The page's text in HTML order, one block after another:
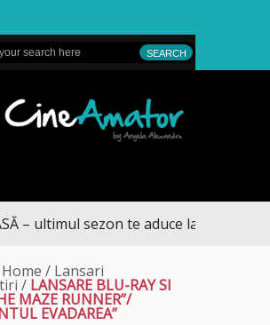
ultimul sezon te aduce la DIVA
Home / Lansari
/ LANSARE BLU-RAY SI
MAZE RUNNER”/
EVADAREA”